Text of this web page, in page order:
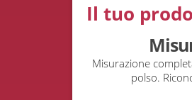
Il tuo
Misurazione
polso.